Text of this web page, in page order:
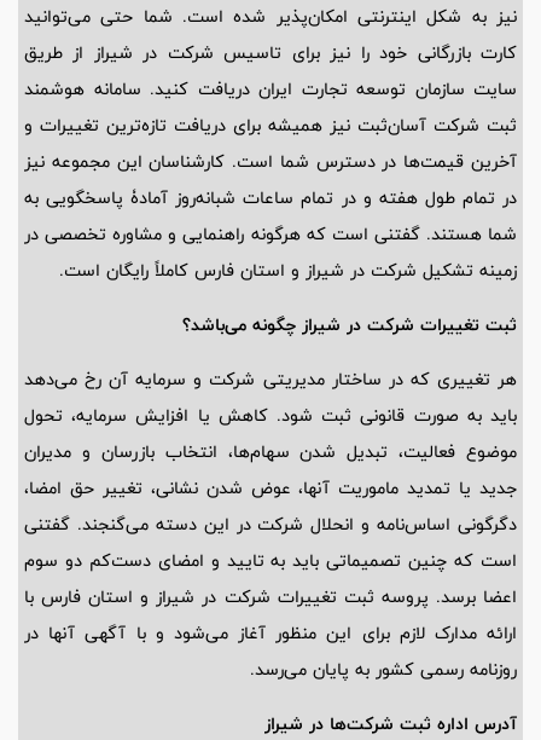
نیز به شکل اینترنتی امکان‌پذیر شده است. شما حتی می‌توانید
کارت بازرگانی خود را نیز برای تاسیس شرکت در شیراز از طریق
سایت سازمان توسعه تجارت ایران دریافت کنید. سامانه هوشمند
ثبت شرکت آسان‌ثبت نیز همیشه برای دریافت تازه‌ترین تغییرات و
آخرین قیمت‌ها در دسترس شما است. کارشناسان این مجموعه نیز
در تمام طول هفته و در تمام ساعات شبانه‌روز آمادۀ پاسخگویی به
شما هستند. گفتنی است که هرگونه راهنمایی و مشاوره تخصصی در
زمینه تشکیل شرکت در شیراز و استان فارس کاملاً رایگان است.
ثبت تغییرات شرکت در شیراز چگونه می‌باشد؟
هر تغییری که در ساختار مدیریتی شرکت و سرمایه آن رخ می‌دهد
باید به صورت قانونی ثبت شود. کاهش یا افزایش سرمایه، تحول
موضوع فعالیت، تبدیل شدن سهام‌ها، انتخاب بازرسان و مدیران
جدید یا تمدید ماموریت آنها، عوض شدن نشانی، تغییر حق امضا،
دگرگونی اساس‌نامه و انحلال شرکت در این دسته می‌گنجند. گفتنی
است که چنین تصمیماتی باید به تایید و امضای دست‌کم دو سوم
اعضا برسد. پروسه ثبت تغییرات شرکت در شیراز و استان فارس با
ارائه مدارک لازم برای این منظور آغاز می‌شود و با آگهی آنها در
روزنامه رسمی کشور به پایان می‌رسد.
آدرس اداره ثبت شرکت‌ها در شیراز